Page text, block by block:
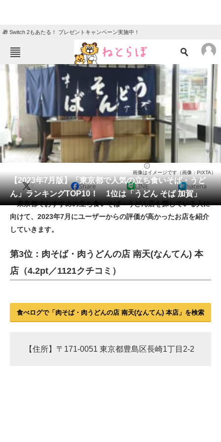
🎁 Switch 2もあたる！ プレゼントキャンペーン実施中！
ねとらぼメニュー
TOP ニュース
エンタメ クイズ
グルメ 地域
住まい 教育・育児
リサーチ
会員記事
メディア
注目記事を集めた総合ページ
AI活用のいまが分かる
【2023年7月版】「東京都で人気の立ち食いそば・うど
ん」ランキングTOP10！ 1位は「うどん そば 加賀」
画像はイメージです（画像：PIXTA）
X Share LINE hatena
東京都でおすすめの立ち食いそば・うどん店を探している人に
向けて、2023年7月にユーザーからの評価が高かったお店を紹介
していきます。
第3位：肉そば・肉うどんの店 南天(なんてん) 本
店（4.2pt／1121クチコミ）
食べログで「肉そば・肉うどんの店 南天(なんてん) 本店」を検索
【住所】〒171-0051 東京都豊島区長崎1丁目2-2